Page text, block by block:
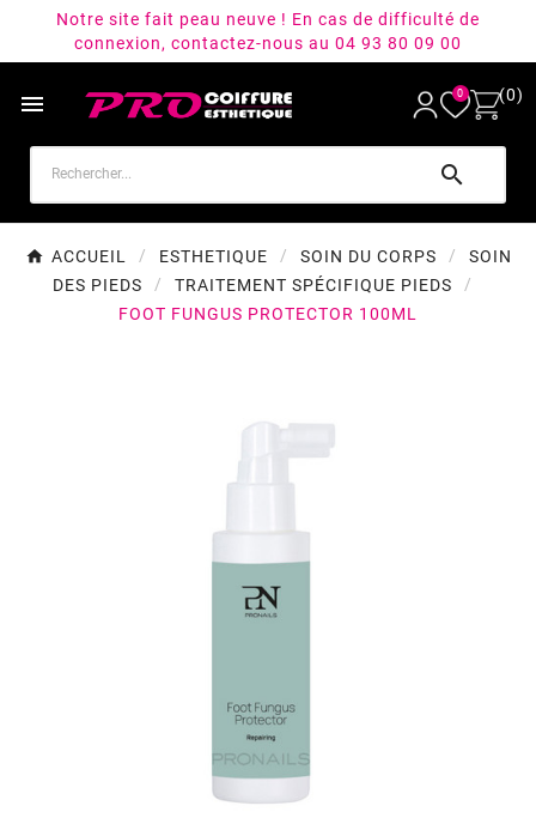
Notre site fait peau neuve ! En cas de difficulté de
connexion, contactez-nous au 04 93 80 09 00
 0 (0)

ACCUEIL ESTHETIQUE SOIN DU CORPS
SOIN
DES PIEDS
TRAITEMENT SPÉCIFIQUE PIEDS
FOOT FUNGUS PROTECTOR 100ML